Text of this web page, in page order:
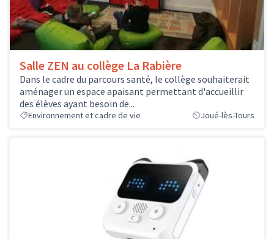
Salle ZEN au collège La Rabière
Dans le cadre du parcours santé, le collège souhaiterait
aménager un espace apaisant permettant d'accueillir
des élèves ayant besoin de...
Environnement et cadre de vie Joué-lès-Tours